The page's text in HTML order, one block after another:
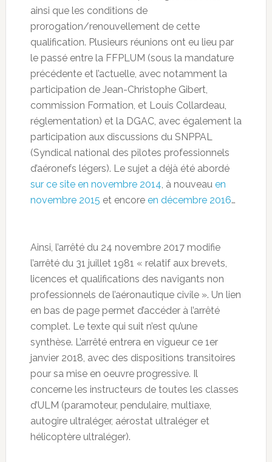
ainsi que les conditions de
prorogation/renouvellement de cette
qualification. Plusieurs réunions ont eu lieu par
le passé entre la FFPLUM (sous la mandature
précédente et l’actuelle, avec notamment la
participation de Jean-Christophe Gibert,
commission Formation, et Louis Collardeau,
réglementation) et la DGAC, avec également la
participation aux discussions du SNPPAL
(Syndical national des pilotes professionnels
d’aéronefs légers). Le sujet a déjà été abordé
sur ce site en novembre 2014, à nouveau en
novembre 2015 et encore en décembre 2016…
Ainsi, l’arrêté du 24 novembre 2017 modifie
l’arrêté du 31 juillet 1981 « relatif aux brevets,
licences et qualifications des navigants non
professionnels de l’aéronautique civile ». Un lien
en bas de page permet d’accéder à l’arrêté
complet. Le texte qui suit n’est qu’une
synthèse. L’arrêté entrera en vigueur ce 1er
janvier 2018, avec des dispositions transitoires
pour sa mise en oeuvre progressive. Il
concerne les instructeurs de toutes les classes
d’ULM (paramoteur, pendulaire, multiaxe,
autogire ultraléger, aérostat ultraléger et
hélicoptère ultraléger).